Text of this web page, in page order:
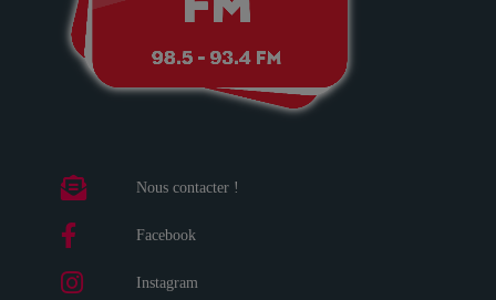
Nous contacter !
Facebook
Instagram